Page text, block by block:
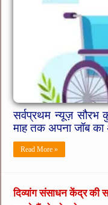
सर्वप्रथम न्यूज़ सौरभ
माह तक अपना जॉब
Read More »
दिव्यांग संसाधन केंद्र की